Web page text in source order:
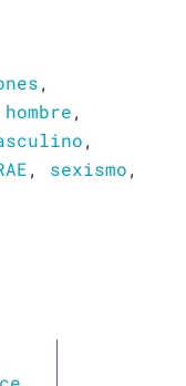
,
hombre,
,
, sexismo,